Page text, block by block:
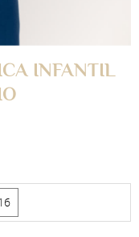
INFANTIL